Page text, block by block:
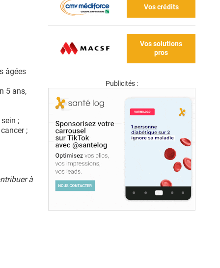
âgées
5 ans,
;
;
à
Vos crédits
Vos solutions
pros
Publicités :